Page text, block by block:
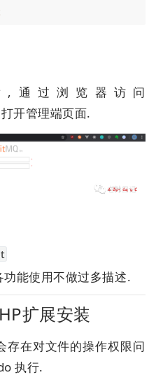
,通过浏览器访问
打开管理端页面.
能使用不做过多描述.
扩展安装
在对文件的操作权限问
执行.